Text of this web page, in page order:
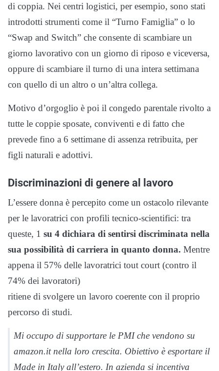
di coppia. Nei centri logistici, per esempio, sono stati
introdotti strumenti come il “Turno Famiglia” o lo
“Swap and Switch” che consente di scambiare un
giorno lavorativo con un giorno di riposo e viceversa,
oppure di scambiare il turno di una intera settimana
con quello di un altro o un’altra collega.
Motivo d’orgoglio è poi il congedo parentale rivolto a
tutte le coppie sposate, conviventi e di fatto che
prevede fino a 6 settimane di assenza retribuita, per
figli naturali e adottivi.
Discriminazioni di genere al lavoro
L’essere donna è percepito come un ostacolo rilevante
per le lavoratrici con profili tecnico-scientifici: tra
queste, 1 su 4 dichiara di sentirsi discriminata nella
sua possibilità di carriera in quanto donna. Mentre
appena il 57% delle lavoratrici tout court (contro il
74% dei lavoratori)
ritiene di svolgere un lavoro coerente con il proprio
percorso di studi.
Mi occupo di supportare le PMI che vendono su
amazon.it nella loro crescita. Obiettivo è esportare il
Made in Italy all’estero. In azienda si incentiva